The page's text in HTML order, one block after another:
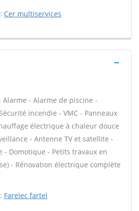
Cer multiservices
- Alarme de piscine -
incendie - VMC - Panneaux
électrique à chaleur douce
- Antenne TV et satellite -
- Domotique - Petits travaux en
- Rénovation électrique complète
Farelec fartel